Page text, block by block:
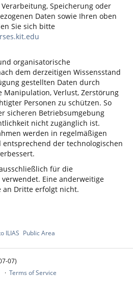
Speicherung oder
Daten sowie Ihren oben
Sie sich bitte
organisatorische
dem derzeitigen Wissensstand
gestellten Daten durch
Manipulation, Verlust, Zerstörung
Personen zu schützen. So
sicheren Betriebsumgebung
nicht zugänglich ist.
werden in regelmäßigen
der technologischen
für die
Eine anderweitige
an Dritte erfolgt nicht.
ILIAS Public Area
07)
Terms of Service